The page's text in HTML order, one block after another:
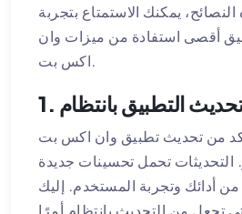
يمكنك الاستمتاع بتجربة
أقصى استفادة من ميزات وان
اكس بت.
تحديث التطبيق بانتظام
من تحديث تطبيق وان اكس بت
تحمل تحسينات جديدة
أدائك وتجربة المستخدم. إليك
تجعل من التحديث بانتظام أمرًا